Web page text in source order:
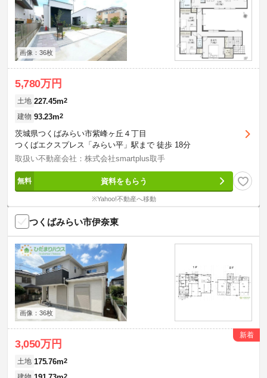
画像：36枚
5,780万円
土地 227.45m2
建物 93.23m2
茨城県つくばみらい市紫峰ヶ丘４丁目
つくばエクスプレス「みらい平」駅まで 徒歩 18分
取扱い不動産会社：株式会社smartplus取手
資料をもらう
※Yahoo!不動産へ移動
つくばみらい市伊奈東
画像：36枚
3,050万円
新着
土地 175.76m2
2